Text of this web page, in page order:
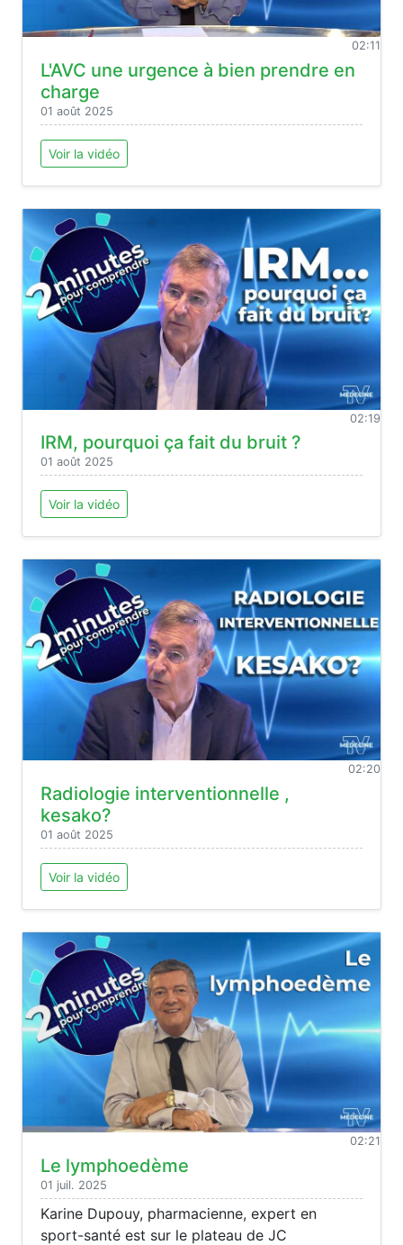
02:11
L'AVC une urgence à bien prendre en
charge
01 août 2025
Voir la vidéo
02:19
IRM, pourquoi ça fait du bruit ?
01 août 2025
Voir la vidéo
02:20
Radiologie interventionnelle ,
kesako?
01 août 2025
Voir la vidéo
02:21
Le lymphoedème
01 juil. 2025
Karine Dupouy, pharmacienne, expert en
sport-santé est sur le plateau de JC